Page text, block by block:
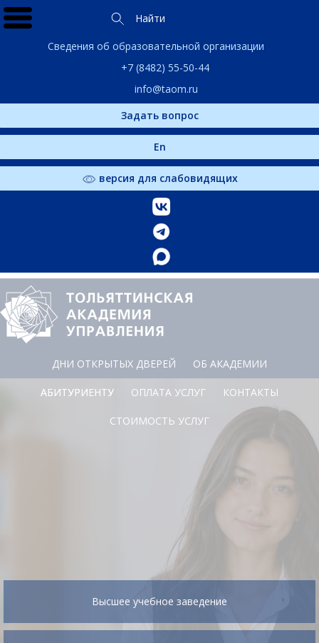
Найти
Сведения об образовательной организации
+7 (8482) 55-50-44
info@taom.ru
Задать вопрос
En
версия для слабовидящих
ДНИ ОТКРЫТЫХ ДВЕРЕЙ ОБ АКАДЕМИИ
АБИТУРИЕНТУ ОПЛАТА УСЛУГ КОНТАКТЫ
СТОИМОСТЬ УСЛУГ
Высшее учебное заведение